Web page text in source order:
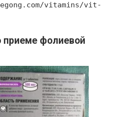
vitamins/vit-
приеме фолиевой